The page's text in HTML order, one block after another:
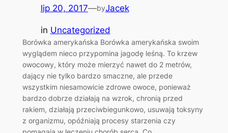
lip 20, 2017—byJacek
in Uncategorized
Borówka amerykańska Borówka amerykańska swoim
wyglądem nieco przypomina jagodę leśną. To krzew
owocowy, który może mierzyć nawet do 2 metrów,
dający nie tylko bardzo smaczne, ale przede
wszystkim niesamowicie zdrowe owoce, ponieważ
bardzo dobrze działają na wzrok, chronią przed
rakiem, działają przeciwbiegunkowo, usuwają toksyny
z organizmu, opóźniają procesy starzenia czy